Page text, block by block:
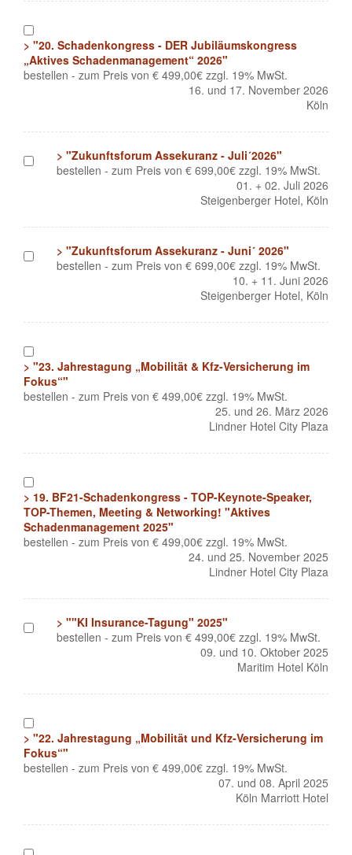
> "20. Schadenkongress - DER Jubiläumskongress
„Aktives Schadenmanagement“ 2026"
bestellen - zum Preis von € 499,00€ zzgl. 19% MwSt.
16. und 17. November 2026
Köln
> "Zukunftsforum Assekuranz - Juli´2026"
bestellen - zum Preis von € 699,00€ zzgl. 19% MwSt.
01. + 02. Juli 2026
Steigenberger Hotel, Köln
> "Zukunftsforum Assekuranz - Juni´ 2026"
bestellen - zum Preis von € 699,00€ zzgl. 19% MwSt.
10. + 11. Juni 2026
Steigenberger Hotel, Köln
> "23. Jahrestagung „Mobilität & Kfz-Versicherung im
Fokus“"
bestellen - zum Preis von € 499,00€ zzgl. 19% MwSt.
25. und 26. März 2026
Lindner Hotel City Plaza
> 19. BF21-Schadenkongress - TOP-Keynote-Speaker,
TOP-Themen, Meeting & Networking! "Aktives
Schadenmanagement 2025"
bestellen - zum Preis von € 499,00€ zzgl. 19% MwSt.
24. und 25. November 2025
Lindner Hotel City Plaza
> ""KI Insurance-Tagung" 2025"
bestellen - zum Preis von € 499,00€ zzgl. 19% MwSt.
09. und 10. Oktober 2025
Maritim Hotel Köln
> "22. Jahrestagung „Mobilität und Kfz-Versicherung im
Fokus“"
bestellen - zum Preis von € 499,00€ zzgl. 19% MwSt.
07. und 08. April 2025
Köln Marriott Hotel